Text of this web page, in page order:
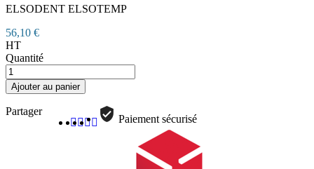
ELSODENT ELSOTEMP
56,10 €
HT
Quantité
Ajouter au panier
Partager
Paiement sécurisé